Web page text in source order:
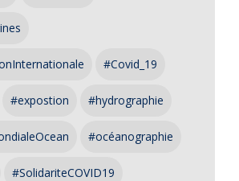
#Covid_19
#expostion #hydrographie
#océanographie
#SolidariteCOVID19